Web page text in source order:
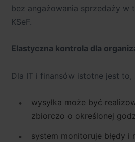
bez angażowania sprzedaży w
KSeF.
Elastyczna kontrola dla
Dla IT i finansów istotne jest to,
wysyłka może być
zbiorczo o określonej
system monitoruje błędy i